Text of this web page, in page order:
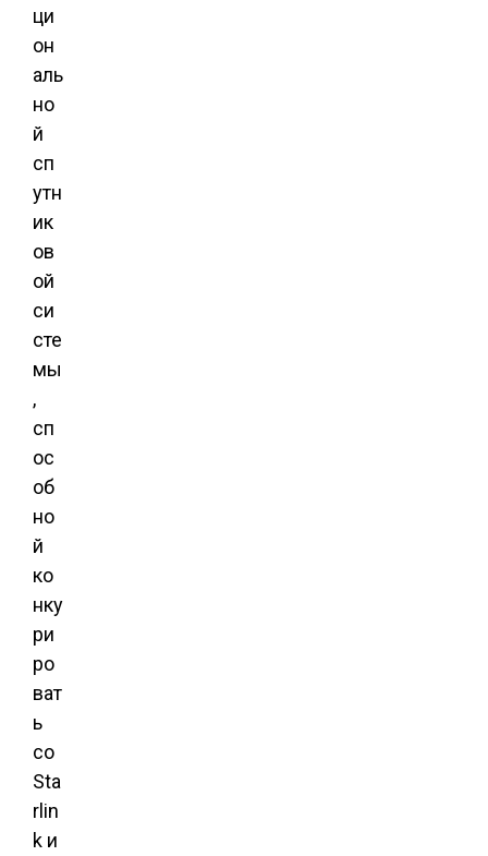
ци
он
аль
но
й
сп
утн
ик
ов
ой
си
сте
мы
,
сп
ос
об
но
й
ко
нку
ри
ро
ват
ь
со
Sta
rlin
k и